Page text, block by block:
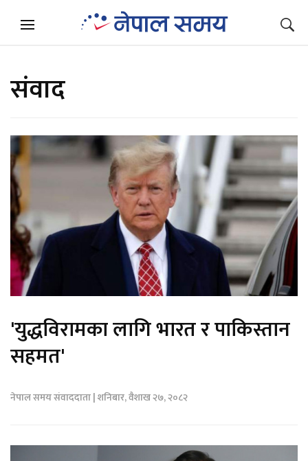
संवाद
'युद्धविरामका लागि भारत र पाकिस्तान
सहमत'
नेपाल समय संवाददाता | शनिबार, वैशाख २७, २०८२